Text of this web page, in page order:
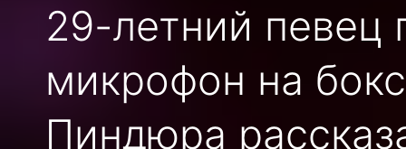
29-летний певец
микрофон на
Пиндюра